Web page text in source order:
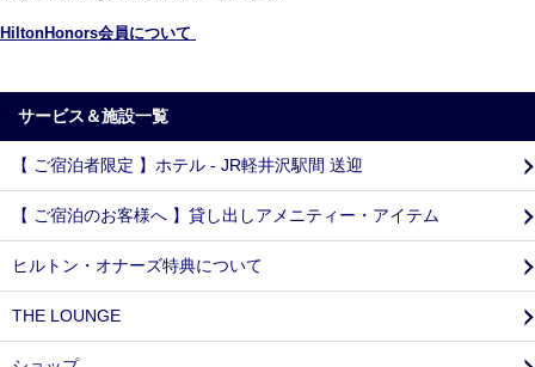
HiltonHonors会員について
サービス＆施設一覧
【 ご宿泊者限定 】ホテル - JR軽井沢駅間 送迎
【 ご宿泊のお客様へ 】貸し出しアメニティー・アイテム
ヒルトン・オナーズ特典について
THE LOUNGE